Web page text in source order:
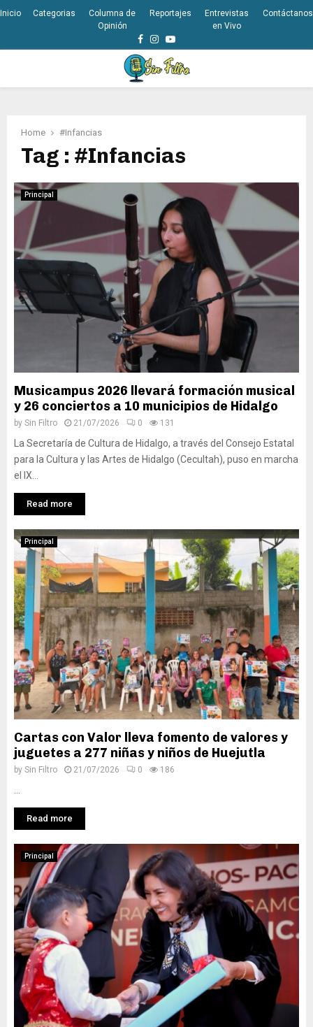
Inicio Categorias
Columna de
Opinión
Reportajes
Entrevistas
en Vivo
Contáctanos
Facebook
Instagram
Youtube
Home #Infancias
Tag : #Infancias
Principal
Musicampus 2026 llevará formación musical
y 26 conciertos a 10 municipios de Hidalgo
by Sin Filtro 21/07/2026 0 131
La Secretaría de Cultura de Hidalgo, a través del Consejo Estatal
para la Cultura y las Artes de Hidalgo (Cecultah), puso en marcha
el IX...
Read more
Principal
Cartas con Valor lleva fomento de valores y
juguetes a 277 niñas y niños de Huejutla
by Sin Filtro 21/07/2026 0 186
Read more
Principal